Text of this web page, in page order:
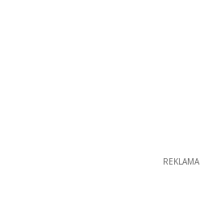
REKLAMA